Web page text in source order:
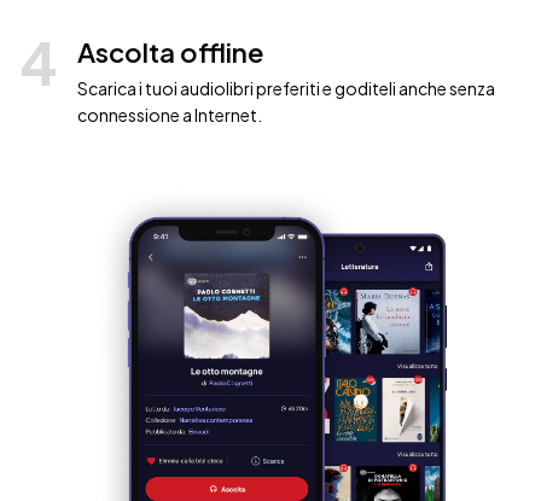
4 Ascolta offline
Scarica i tuoi audiolibri preferiti e goditeli anche senza
connessione a Internet.